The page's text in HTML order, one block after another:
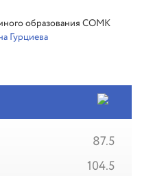
образования СОМК
Гурциева
87.5
104.5